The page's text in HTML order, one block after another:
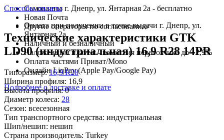
Самовывоз г. Днепр, ул. Янтарная 2а - бесплатно
Новая Почта
Другие операторы по согласованию
Способы оплаты
Оплата при получении в точке выдачи г. Днепр, ул.
Янтарная 2а
Наличный и безналичный
Наложенный платеж - комиссия перевозчика до +2,9%
Оплата частями Приват/Mono
Онлайн LiqPay (Apple Pay/Google Pay)
Подробнее о доставке и оплате
Технические характеристики GTK
LD90 (индустриальная) 16,9 R28 14PR
Типоразмер:16,9 R28
Ширина профиля: 16,9
Высота профиля:0
Диаметр колеса: 28
Сезон: всесезонная
Тип транспортного средства: индустриальная
Шип/нешип: нешип
Страна производитель: Turkey